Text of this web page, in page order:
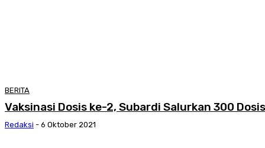
BERITA
Vaksinasi Dosis ke-2, Subardi Salurkan 300
Redaksi - 6 Oktober 2021